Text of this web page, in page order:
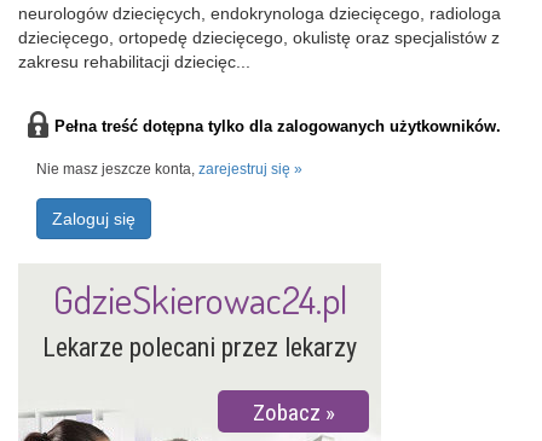
neurologów dziecięcych, endokrynologa dziecięcego, radiologa
dziecięcego, ortopedę dziecięcego, okulistę oraz specjalistów z
zakresu rehabilitacji dziecięc...
Pełna treść dotępna tylko dla zalogowanych użytkowników.
Nie masz jeszcze konta, zarejestruj się »
Zaloguj się
Lekarze polecani przez lekarzy
Zobacz
GdzieSkierowac24.pl